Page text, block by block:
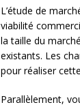
L’étude de
viabilité
la taille du
existants. Les
pour réaliser
Parallèlement,